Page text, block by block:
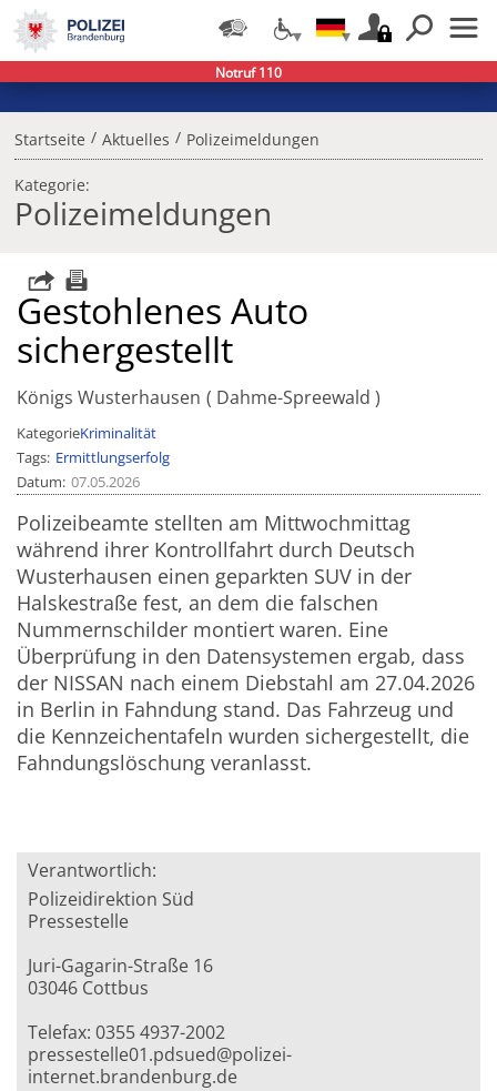
Startseite / Aktuelles / Polizeimeldungen
Kategorie:
Polizeimeldungen
Gestohlenes Auto
sichergestellt
Königs Wusterhausen Dahme-Spreewald
KategorieKriminalität
Tags Ermittlungserfolg
Datum 07.05.2026
Polizeibeamte stellten am Mittwochmittag
während ihrer Kontrollfahrt durch Deutsch
Wusterhausen einen geparkten SUV in der
Halskestraße fest, an dem die falschen
Nummernschilder montiert waren. Eine
Überprüfung in den Datensystemen ergab, dass
der NISSAN nach einem Diebstahl am 27.04.2026
in Berlin in Fahndung stand. Das Fahrzeug und
die Kennzeichentafeln wurden sichergestellt, die
Fahndungslöschung veranlasst.
Verantwortlich:
Polizeidirektion Süd
Pressestelle
Juri-Gagarin-Straße 16
03046 Cottbus
Telefax: 0355 4937-2002
pressestelle01.pdsued@polizei-
internet.brandenburg.de
Notruf 110